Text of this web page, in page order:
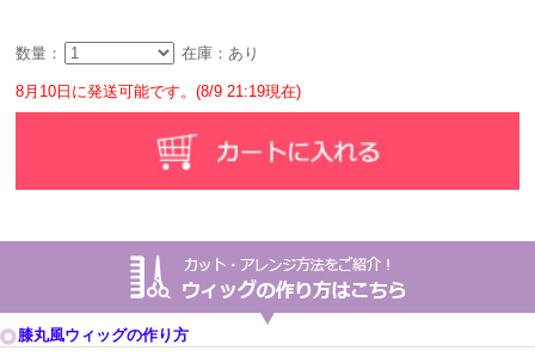
数量： 在庫：あり
8月10日に発送可能です。(8/9 21:19現在)
膝丸風ウィッグの作り方